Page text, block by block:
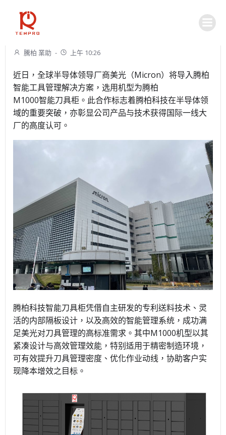
騰柏 業助 - 上午 10:26
近日，全球半导体领导厂商美光（Micron）将导入腾柏
智能工具管理解决方案，选用机型为腾柏
M1000智能刀具柜。此合作标志着腾柏科技在半导体领
域的重要突破，亦彰显公司产品与技术获得国际一线大
厂的高度认可。
腾柏科技智能刀具柜凭借自主研发的专利送料技术、灵
活的内部隔板设计，以及高效的智能管理系统，成功满
足美光对刀具管理的高标准需求。其中M1000机型以其
紧凑设计与高效管理效能，特别适用于精密制造环境，
可有效提升刀具管理密度、优化作业动线，协助客户实
现降本增效之目标。